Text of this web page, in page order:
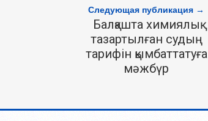
Следующая публикация →
Балқашта химиялық
тазартылған судың
тарифін қымбаттатуға
мәжбүр